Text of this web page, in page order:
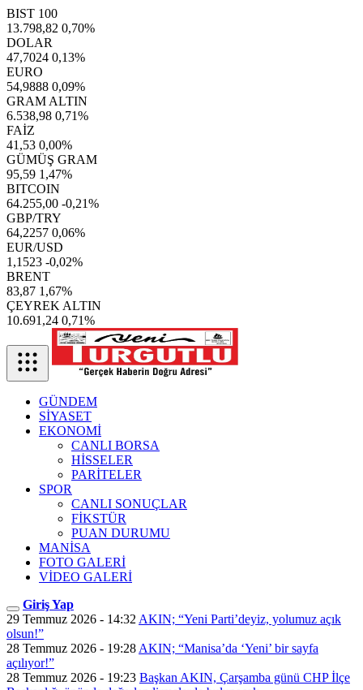
BIST 100
13.798,82 0,70%
DOLAR
47,7024 0,13%
EURO
54,9888 0,09%
GRAM ALTIN
6.538,98 0,71%
FAİZ
41,53 0,00%
GÜMÜŞ GRAM
95,59 1,47%
BITCOIN
64.255,00 -0,21%
GBP/TRY
64,2257 0,06%
EUR/USD
1,1523 -0,02%
BRENT
83,87 1,67%
ÇEYREK ALTIN
10.691,24 0,71%
GÜNDEM
SİYASET
EKONOMİ
CANLI BORSA
HİSSELER
PARİTELER
SPOR
CANLI SONUÇLAR
FİKSTÜR
PUAN DURUMU
MANİSA
FOTO GALERİ
VİDEO GALERİ
Giriş Yap
29 Temmuz 2026 - 14:32 AKIN; “Yeni Parti’deyiz, yolumuz açık
olsun!”
28 Temmuz 2026 - 19:28 AKIN; “Manisa’da ‘Yeni’ bir sayfa
açılıyor!”
28 Temmuz 2026 - 19:23 Başkan AKIN, Çarşamba günü CHP İlçe